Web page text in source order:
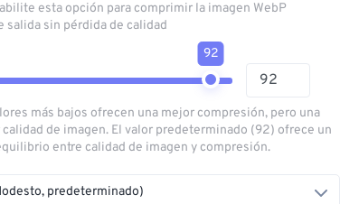
esta opción para comprimir la imagen WebP
salida sin pérdida de calidad
92
más bajos ofrecen una mejor compresión, pero una
calidad de imagen. El valor predeterminado (92) ofrece un
entre calidad de imagen y compresión.
predeterminado)